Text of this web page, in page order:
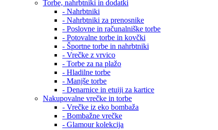
Torbe, nahrbtniki in dodatki
- Nahrbtniki
- Nahrbtniki za prenosnike
- Poslovne in računalniške torbe
- Potovalne torbe in kovčki
- Športne torbe in nahrbtniki
- Vrečke z vrvico
- Torbe za na plažo
- Hladilne torbe
- Manjše torbe
- Denarnice in etuiji za kartice
Nakupovalne vrečke in torbe
- Vrečke iz eko bombaža
- Bombažne vrečke
- Glamour kolekcija